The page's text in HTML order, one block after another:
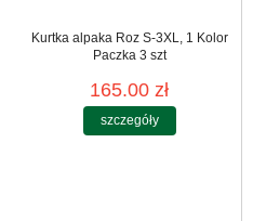
Kurtka alpaka Roz S-3XL, 1 Kolor
Paczka 3 szt
165.00 zł
szczegóły